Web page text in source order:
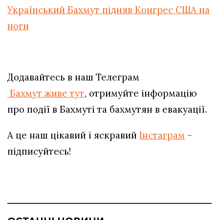
Український Бахмут підняв Конгрес США на
ноги
Додавайтесь в наш Телеграм
Бахмут живе тут, отримуйте інформацію
про події в Бахмуті та бахмутян в евакуації.
А це наш цікавий і яскравий Інстаграм –
підписуйтесь!